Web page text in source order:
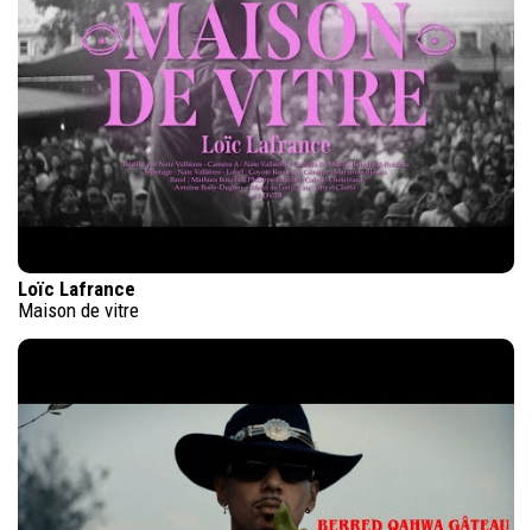
Loïc Lafrance
Maison de vitre